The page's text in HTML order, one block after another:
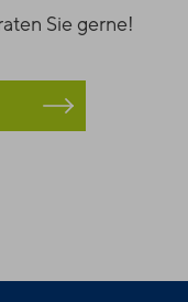
Sie gerne!